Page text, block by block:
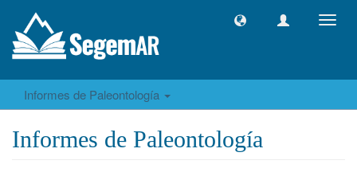
Informes de Paleontología
Informes de Paleontología